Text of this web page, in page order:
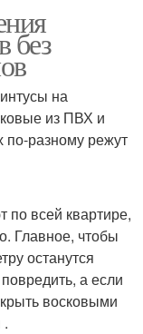
без
на
из ПВХ и
разному режут
по всей квартире,
Главное, чтобы
останутся
а если
восковыми